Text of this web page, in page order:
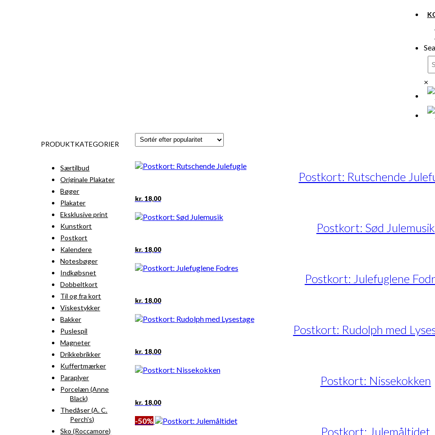
×
Postkort: Rutschende
kr.18,00
Postkort: Sød Julemusik
kr.18,00
Postkort: Julefuglene
kr.18,00
Postkort: Rudolph med
kr.18,00
Postkort: Nissekokken
kr.18,00
-50%
Postkort: Julemåltidet
PRODUKTKATEGORIER
Særtilbud
Originale Plakater
Bøger
Plakater
Eksklusive print
Kunstkort
Postkort
Kalendere
Notesbøger
Indkøbsnet
Dobbeltkort
Til og fra kort
Viskestykker
Bakker
Puslespil
Magneter
Drikkebrikker
Kuffertmærker
Paraplyer
Porcelæn (Anne
Black)
Thedåser (A. C.
Perch's)
Sko (Roccamore)